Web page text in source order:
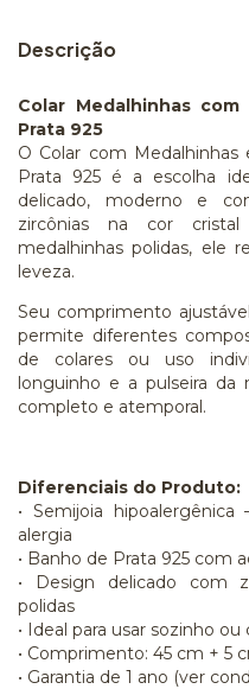
Descrição
Colar Medalhinhas
Prata 925
O Colar com
Prata 925 é a escolha
delicado, moderno e
zircônias na cor cristal
medalhinhas polidas, ele
leveza.
Seu comprimento
permite diferentes
de colares ou uso
longuinho e a pulseira da
completo e atemporal.
Diferenciais do Produto:
• Semijoia
alergia
• Banho de Prata 925 com
• Design delicado com
polidas
• Ideal para usar sozinho
• Comprimento: 45 cm + 5
• Garantia de 1 ano (ver